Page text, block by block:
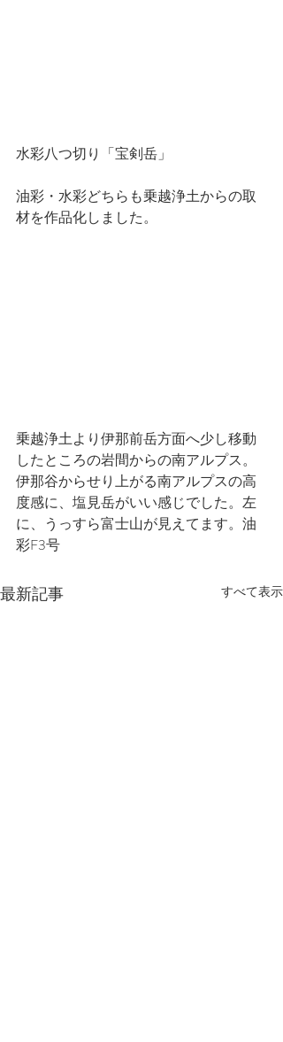
水彩八つ切り「宝剣岳」
油彩・水彩どちらも乗越浄土からの取
材を作品化しました。
乗越浄土より伊那前岳方面へ少し移動
したところの岩間からの南アルプス。
伊那谷からせり上がる南アルプスの高
度感に、塩見岳がいい感じでした。左
に、うっすら富士山が見えてます。油
彩F3号
最新記事 すべて表示